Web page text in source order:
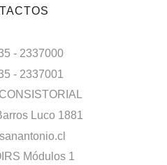
- 2337000
- 2337001
Luco 1881
Módulos 1